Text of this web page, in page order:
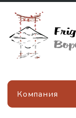
Компания